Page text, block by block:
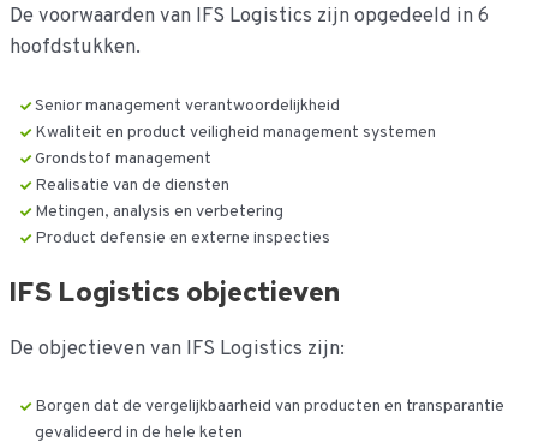
De voorwaarden van IFS Logistics zijn opgedeeld in 6
hoofdstukken.
Senior management verantwoordelijkheid
Kwaliteit en product veiligheid management systemen
Grondstof management
Realisatie van de diensten
Metingen, analysis en verbetering
Product defensie en externe inspecties
IFS Logistics objectieven
De objectieven van IFS Logistics zijn:
Borgen dat de vergelijkbaarheid van producten en transparantie
gevalideerd in de hele keten